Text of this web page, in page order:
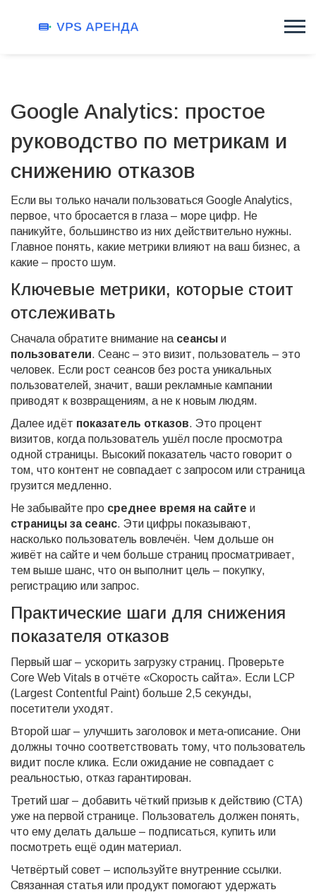
Google Analytics: простое
руководство по метрикам и
снижению отказов
Если вы только начали пользоваться Google Analytics,
первое, что бросается в глаза – море цифр. Не
паникуйте, большинство из них действительно нужны.
Главное понять, какие метрики влияют на ваш бизнес, а
какие – просто шум.
Ключевые метрики, которые стоит
отслеживать
Сначала обратите внимание на сеансы и
пользователи. Сеанс – это визит, пользователь – это
человек. Если рост сеансов без роста уникальных
пользователей, значит, ваши рекламные кампании
приводят к возвращениям, а не к новым людям.
Далее идёт показатель отказов. Это процент
визитов, когда пользователь ушёл после просмотра
одной страницы. Высокий показатель часто говорит о
том, что контент не совпадает с запросом или страница
грузится медленно.
Не забывайте про среднее время на сайте и
страницы за сеанс. Эти цифры показывают,
насколько пользователь вовлечён. Чем дольше он
живёт на сайте и чем больше страниц просматривает,
тем выше шанс, что он выполнит цель – покупку,
регистрацию или запрос.
Практические шаги для снижения
показателя отказов
Первый шаг – ускорить загрузку страниц. Проверьте
Core Web Vitals в отчёте «Скорость сайта». Если LCP
(Largest Contentful Paint) больше 2,5 секунды,
посетители уходят.
Второй шаг – улучшить заголовок и мета‑описание. Они
должны точно соответствовать тому, что пользователь
видит после клика. Если ожидание не совпадает с
реальностью, отказ гарантирован.
Третий шаг – добавить чёткий призыв к действию (CTA)
уже на первой странице. Пользователь должен понять,
что ему делать дальше – подписаться, купить или
посмотреть ещё один материал.
Четвёртый совет – используйте внутренние ссылки.
Связанная статья или продукт помогают удержать